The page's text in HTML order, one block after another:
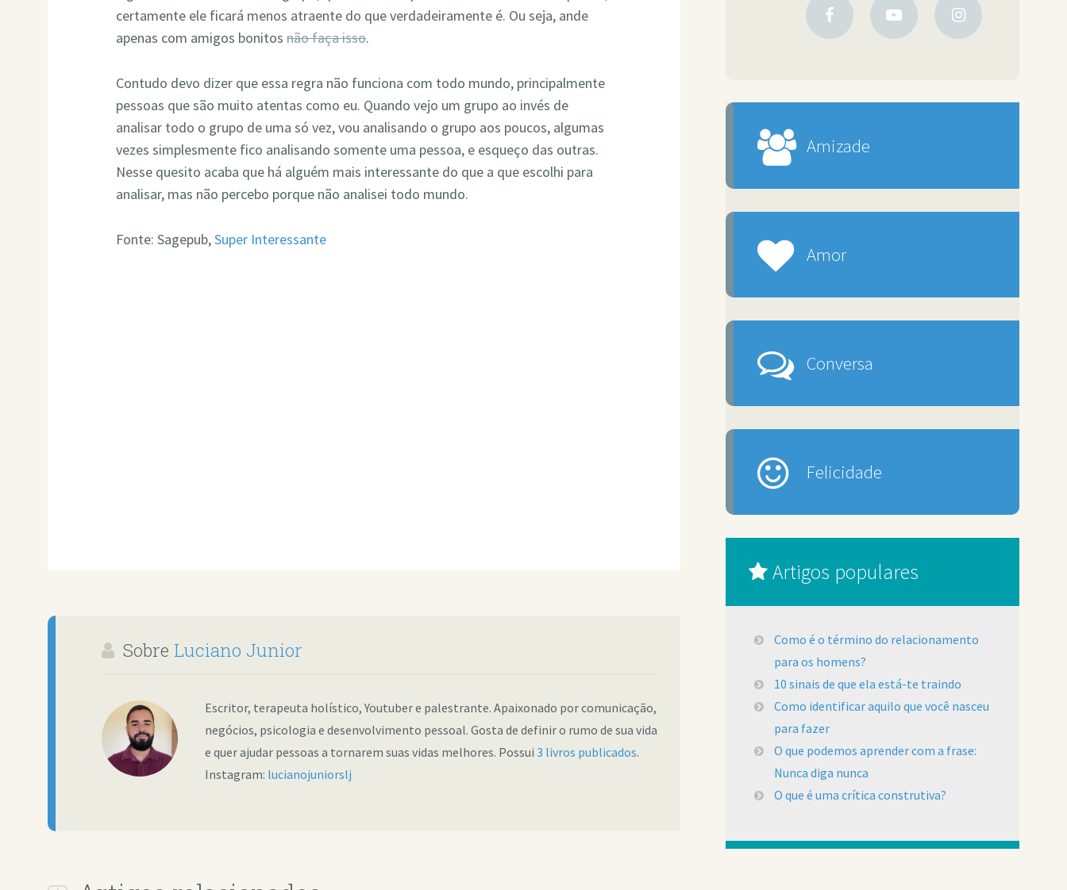
certamente ele ficará menos atraente do que verdadeiramente é. Ou seja, ande
apenas com amigos bonitosnão faça isso.
Contudo devo dizer que essa regra não funciona com todo mundo, principalmente
pessoas que são muito atentas como eu. Quando vejo um grupo ao invés de
analisar todo o grupo de uma só vez, vou analisando o grupo aos poucos, algumas
vezes simplesmente fico analisando somente uma pessoa, e esqueço das outras.
Nesse quesito acaba que há alguém mais interessante do que a que escolhi para
analisar, mas não percebo porque não analisei todo mundo.
Fonte: Sagepub,Super Interessante
Sobre Luciano Junior
Escritor, terapeuta holístico, Youtuber e palestrante. Apaixonado por comunicação,
negócios, psicologia e desenvolvimento pessoal. Gosta de definir o rumo de sua vida
e quer ajudar pessoas a tornarem suas vidas melhores. Possui 3 livros publicados.
Instagram: lucianojuniorslj
Amizade
Amor
Conversa
Felicidade
Artigos populares
Como é o término do relacionamento
para os homens?
10 sinais de que ela está-te traindo
Como identificar aquilo que você nasceu
para fazer
O que podemos aprender com a frase:
Nunca diga nunca
O que é uma crítica construtiva?